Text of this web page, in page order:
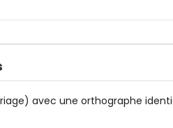
avec une orthographe